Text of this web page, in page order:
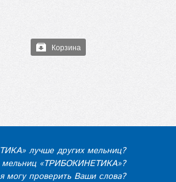
Корзина
лучше других мельниц?
мельниц «ТРИБОКИНЕТИКА»?
могу проверить Ваши слова?